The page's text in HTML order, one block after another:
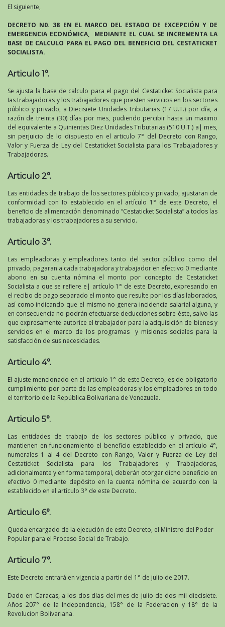
El siguiente,
DECRETO N0. 38 EN EL MARCO DEL ESTADO DE EXCEPCIÓN Y DE
EMERGENCIA ECONÓMICA, MEDIANTE EL CUAL SE INCREMENTA LA
BASE DE CALCULO PARA EL PAGO DEL BENEFICIO DEL CESTATICKET
SOCIALISTA.
Articulo 1°.
Se ajusta la base de calculo para el pago del Cestaticket Socialista para
Ias trabajadoras y los trabajadores que presten servicios en los sectores
público y privado, a Diecisiete Unidades Tributarias (17 U.T.) por día, a
razón de treinta (30) días por mes, pudiendo percibir hasta un maximo
del equivalente a Quinientas Diez Unidades Tributarias (510 U.T.) a| mes,
sin perjuicio de lo dispuesto en el articulo 7° del Decreto con Rango,
Valor y Fuerza de Ley del Cestaticket Socialista para los Trabajadores y
Trabajadoras.
Articulo 2°.
Las entidades de trabajo de los sectores público y privado, ajustaran de
conformidad con Io establecido en el artículo 1° de este Decreto, el
beneﬁcio de alimentación denominado “Cestaticket Socialista” a todos las
trabajadoras y Ios trabajadores a su servicio.
Articulo 3°.
Las empleadoras y empleadores tanto del sector público como del
privado, pagaran a cada trabajadora y trabajador en efectivo 0 mediante
abono en su cuenta nómina el monto por concepto de Cestaticket
Socialista a que se reﬁere e| artículo 1° de este Decreto, expresando en
el recibo de pago separado el monto que resulte por los días laborados,
así como indicando que el mismo no genera incidencia salarial alguna, y
en consecuencia no podrán efectuarse deducciones sobre éste, salvo las
que expresamente autorice el trabajador para la adquisición de bienes y
servicios en el marco de los programas y misiones sociales para la
satisfacción de sus necesidades.
Articulo 4°.
El ajuste mencionado en el articulo 1° de este Decreto, es de obligatorio
cumplimiento por parte de las empleadoras y los empleadores en todo
el territorio de la República Bolivariana de Venezuela.
Articulo 5°.
Las entidades de trabajo de los sectores público y privado, que
mantienen en funcionamiento el beneficio establecido en el artículo 4°,
numerales 1 al 4 del Decreto con Rango, Valor y Fuerza de Ley del
Cestaticket Socialista para los Trabajadores y Trabajadoras,
adicionalmente y en forma temporal, deberán otorgar dicho beneficio en
efectivo 0 mediante depósito en la cuenta nómina de acuerdo con la
establecido en el artículo 3° de este Decreto.
Articulo 6°.
Queda encargado de la ejecución de este Decreto, el Ministro del Poder
Popular para el Proceso Social de Trabajo.
Articulo 7°.
Este Decreto entrará en vigencia a partir del 1° de julio de 2017.
Dado en Caracas, a los dos días del mes de julio de dos mil diecisiete.
Años 207° de la Independencia, 158° de la Federacion y 18° de la
Revolucion Bolivariana.